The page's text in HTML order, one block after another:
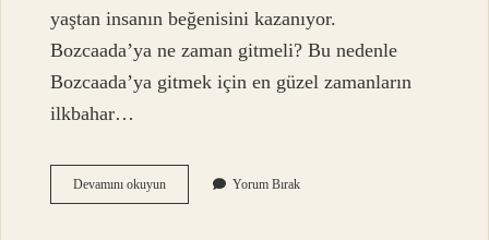
yaştan insanın beğenisini kazanıyor.
Bozcaada’ya ne zaman gitmeli? Bu nedenle
Bozcaada’ya gitmek için en güzel zamanların
ilkbahar…
Devamını okuyunBozcaada
Pazarı
Yorum Bırak